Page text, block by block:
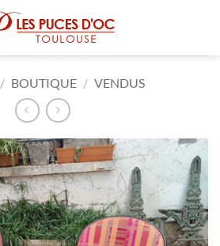
/ BOUTIQUE / VENDUS